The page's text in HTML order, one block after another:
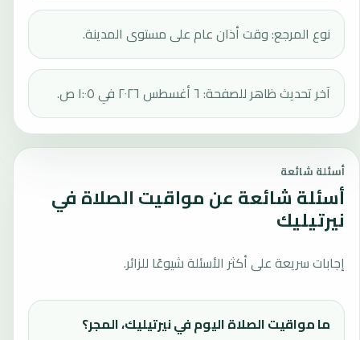
نوع المرجع: وقت أذان عام على مستوى المدينة.
آخر تحديث ظاهر للصفحة: ٦ أغسطس ٢٠٢٦ في ١:٠٥ ص.
أسئلة شائعة
أسئلة شائعة عن مواقيت الصلاة في
نيرتيليك
إجابات سريعة على أكثر الأسئلة شيوعًا للزائر.
ما مواقيت الصلاة اليوم في نيرتيليك، المجر؟